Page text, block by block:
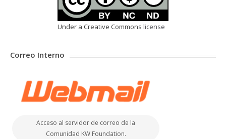
Under a Creative Commons license
Correo Interno
Acceso al servidor de correo de la
Comunidad KW Foundation.